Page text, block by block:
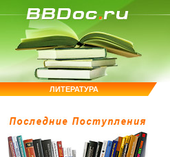
ЛИТЕРАТУРА